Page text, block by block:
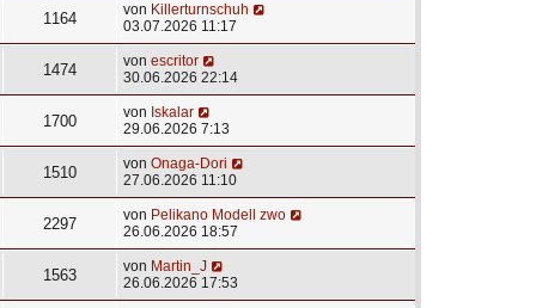
1164 von Killerturnschuh
03.07.2026 11:17
1474 von escritor
30.06.2026 22:14
1700 von Iskalar
29.06.2026 7:13
1510 von Onaga-Dori
27.06.2026 11:10
2297 von Pelikano Modell zwo
26.06.2026 18:57
1563 von Martin_J
26.06.2026 17:53